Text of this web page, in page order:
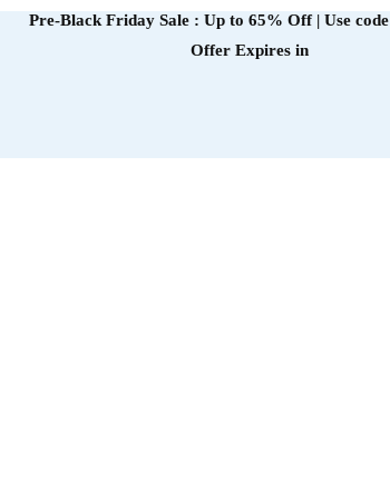
Pre-Black Friday Sale : Up to 65% Off | Use code
Offer Expires in